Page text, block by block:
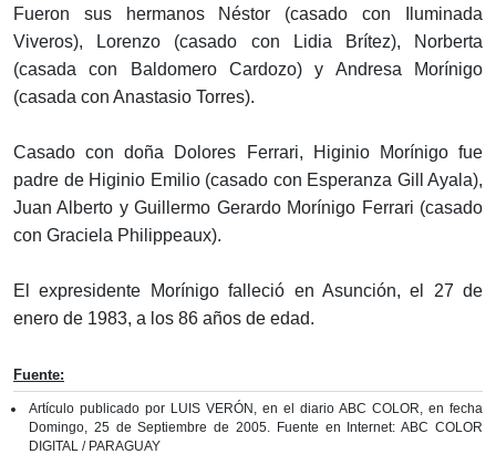
Fueron sus hermanos Néstor (casado con Iluminada
Viveros), Lorenzo (casado con Lidia Brítez), Norberta
(casada con Baldomero Cardozo) y Andresa Morínigo
(casada con Anastasio Torres).
Casado con doña Dolores Ferrari, Higinio Morínigo fue
padre de Higinio Emilio (casado con Esperanza Gill Ayala),
Juan Alberto y Guillermo Gerardo Morínigo Ferrari (casado
con Graciela Philippeaux).
El expresidente Morínigo falleció en Asunción, el 27 de
enero de 1983, a los 86 años de edad.
Fuente:
Artículo publicado por LUIS VERÓN, en el diario ABC COLOR, en fecha
Domingo, 25 de Septiembre de 2005. Fuente en Internet: ABC COLOR
DIGITAL / PARAGUAY